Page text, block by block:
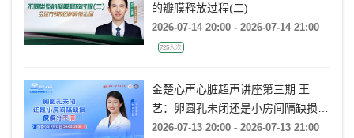
的瓣膜释放过程(二)
2026-07-14 20:00 - 2026-07-14 21:00
725人次
金楚心声心脏超声讲座第三期 王
艺：卵圆孔未闭还是小房间隔缺损，
傻傻分不清
2026-07-13 20:00 - 2026-07-13 21:00